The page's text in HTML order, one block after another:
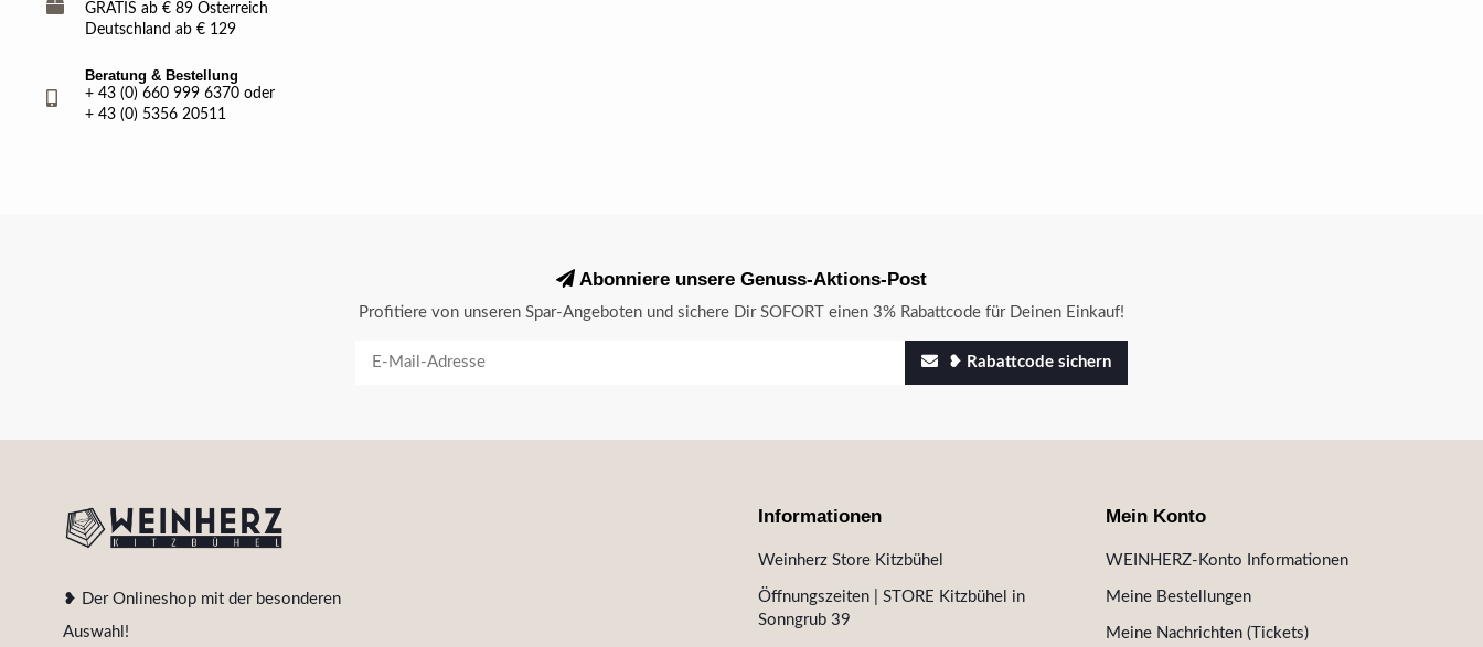
GRATIS ab € 89 Österreich
Deutschland ab € 129
Beratung & Bestellung
+ 43 (0) 660 999 6370 oder
+ 43 (0) 5356 20511
Abonniere unsere Genuss-Aktions-Post
Profitiere von unseren Spar-Angeboten und sichere Dir SOFORT einen 3% Rabattcode für Deinen Einkauf!
❥ Rabattcode sichern
❥ Der Onlineshop mit der besonderen
Auswahl!
Informationen
Weinherz Store Kitzbühel
Öffnungszeiten | STORE Kitzbühel in
Sonngrub 39
Mein Konto
WEINHERZ-Konto Informationen
Meine Bestellungen
Meine Nachrichten (Tickets)